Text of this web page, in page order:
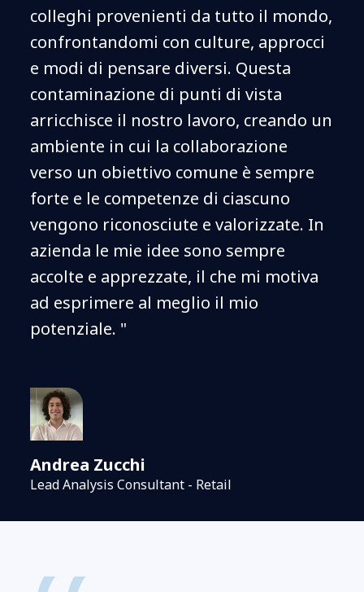
colleghi provenienti da tutto il mondo,
confrontandomi con culture, approcci
e modi di pensare diversi. Questa
contaminazione di punti di vista
arricchisce il nostro lavoro, creando un
ambiente in cui la collaborazione
verso un obiettivo comune è sempre
forte e le competenze di ciascuno
vengono riconosciute e valorizzate. In
azienda le mie idee sono sempre
accolte e apprezzate, il che mi motiva
ad esprimere al meglio il mio
potenziale. "
Andrea Zucchi
Lead Analysis Consultant - Retail